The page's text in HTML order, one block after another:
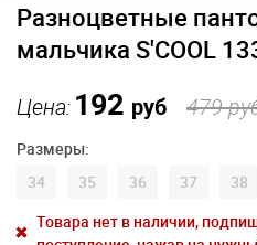
Разноцветные
мальчика S'COOL
Цена:192 руб 479
Размеры:
34
35 36 37 38
Товара нет в наличии,